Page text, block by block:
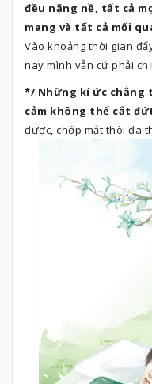
đều nặng nề, tất cả
mang và tất cả mối
Vào khoảng thời gian
nay mình vẫn cứ phải
*/ Những kí ức chẳng
cảm không thể cắt
được, chớp mắt thôi đã